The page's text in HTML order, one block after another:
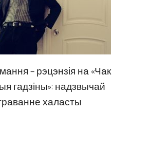
– рэцэнзія на «Чак
гадзіны»: надзвычай
халасты